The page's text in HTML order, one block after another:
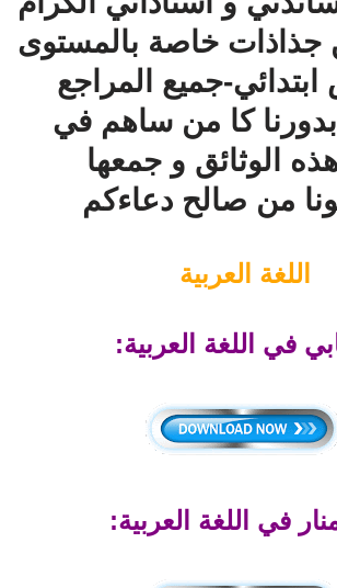
جذاذات خاصة بالمستوى
جميع المراجع
كا من ساهم في
هذه الوثائق و جمعها
من صالح دعاءكم
اللغة العربية